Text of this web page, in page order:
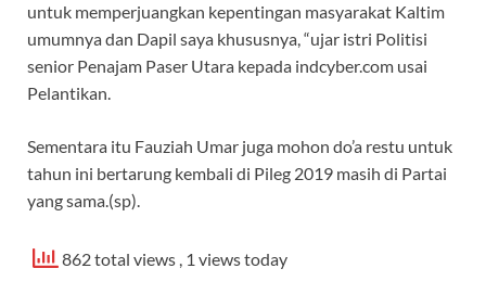
untuk memperjuangkan kepentingan masyarakat Kaltim
umumnya dan Dapil saya khususnya, “ujar istri Politisi
senior Penajam Paser Utara kepada indcyber.com usai
Pelantikan.
Sementara itu Fauziah Umar juga mohon do’a restu untuk
tahun ini bertarung kembali di Pileg 2019 masih di Partai
yang sama.(sp).
862 total views , 1 views today